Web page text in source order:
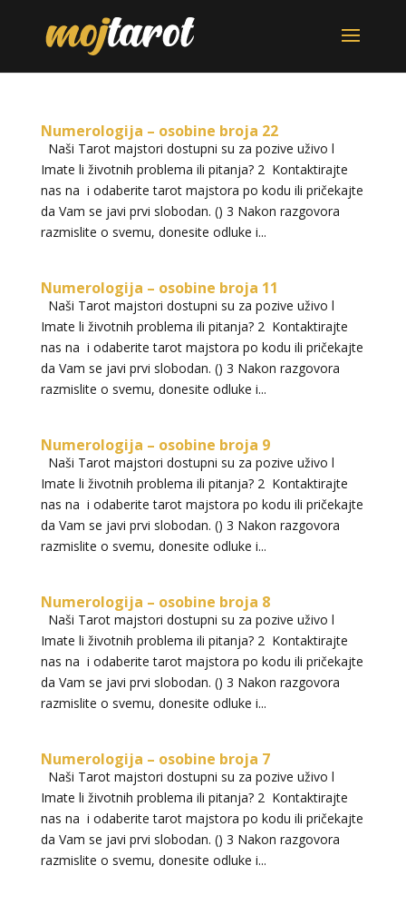
Numerologija – osobine broja 22
Naši Tarot majstori dostupni su za pozive uživo l
Imate li životnih problema ili pitanja? 2 Kontaktirajte
nas na i odaberite tarot majstora po kodu ili pričekajte
da Vam se javi prvi slobodan. () 3 Nakon razgovora
razmislite o svemu, donesite odluke i...
Numerologija – osobine broja 11
Naši Tarot majstori dostupni su za pozive uživo l
Imate li životnih problema ili pitanja? 2 Kontaktirajte
nas na i odaberite tarot majstora po kodu ili pričekajte
da Vam se javi prvi slobodan. () 3 Nakon razgovora
razmislite o svemu, donesite odluke i...
Numerologija – osobine broja 9
Naši Tarot majstori dostupni su za pozive uživo l
Imate li životnih problema ili pitanja? 2 Kontaktirajte
nas na i odaberite tarot majstora po kodu ili pričekajte
da Vam se javi prvi slobodan. () 3 Nakon razgovora
razmislite o svemu, donesite odluke i...
Numerologija – osobine broja 8
Naši Tarot majstori dostupni su za pozive uživo l
Imate li životnih problema ili pitanja? 2 Kontaktirajte
nas na i odaberite tarot majstora po kodu ili pričekajte
da Vam se javi prvi slobodan. () 3 Nakon razgovora
razmislite o svemu, donesite odluke i...
Numerologija – osobine broja 7
Naši Tarot majstori dostupni su za pozive uživo l
Imate li životnih problema ili pitanja? 2 Kontaktirajte
nas na i odaberite tarot majstora po kodu ili pričekajte
da Vam se javi prvi slobodan. () 3 Nakon razgovora
razmislite o svemu, donesite odluke i...